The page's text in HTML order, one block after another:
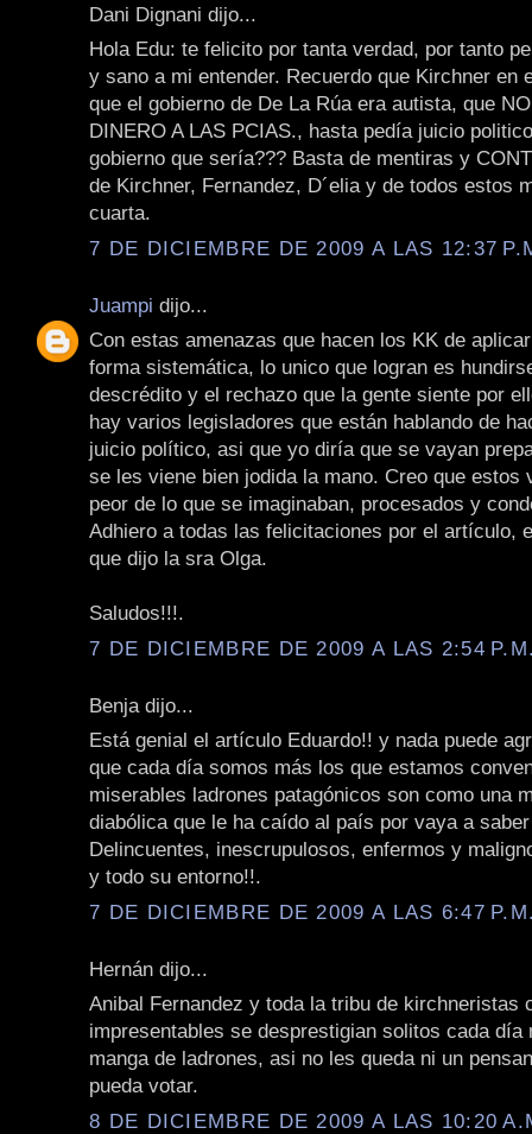
Dani Dignani dijo...
Hola Edu: te felicito por tanta verdad, por tanto
y sano a mi entender. Recuerdo que Kirchner en
que el gobierno de De La Rúa era autista, que
DINERO A LAS PCIAS., hasta pedía juicio
gobierno que sería??? Basta de mentiras y
de Kirchner, Fernandez, D´elia y de todos estos
cuarta.
7 DE DICIEMBRE DE 2009 A LAS 12:37
Juampi dijo...
Con estas amenazas que hacen los KK de
forma sistemática, lo unico que logran es
descrédito y el rechazo que la gente siente por
hay varios legisladores que están hablando de
juicio político, asi que yo diría que se vayan
se les viene bien jodida la mano. Creo que estos
peor de lo que se imaginaban, procesados y
Adhiero a todas las felicitaciones por el artículo,
que dijo la sra Olga.
Saludos!!!.
7 DE DICIEMBRE DE 2009 A LAS 2:54
Benja dijo...
Está genial el artículo Eduardo!! y nada puede
que cada día somos más los que estamos
miserables ladrones patagónicos son como una
diabólica que le ha caído al país por vaya a
Delincuentes, inescrupulosos, enfermos y
y todo su entorno!!.
7 DE DICIEMBRE DE 2009 A LAS 6:47
Hernán dijo...
Anibal Fernandez y toda la tribu de kirchneristas
impresentables se desprestigian solitos cada día
manga de ladrones, asi no les queda ni un
pueda votar.
8 DE DICIEMBRE DE 2009 A LAS 10:20